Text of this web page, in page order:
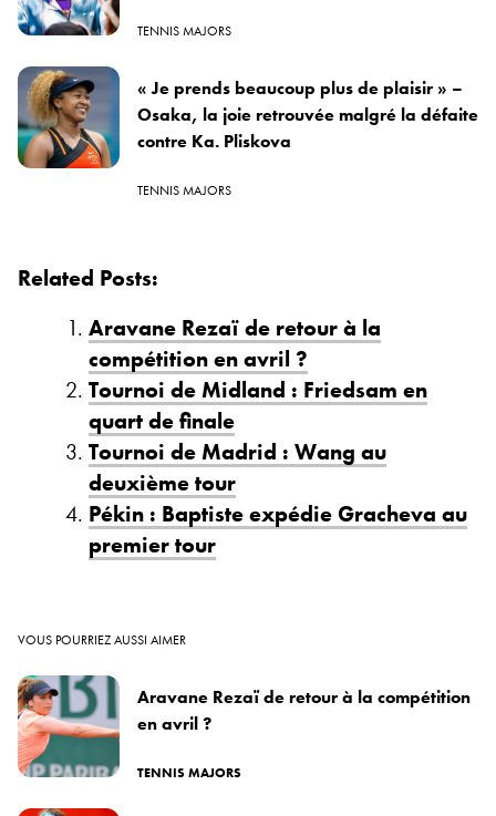
TENNIS MAJORS
« Je prends beaucoup plus de plaisir » –
Osaka, la joie retrouvée malgré la défaite
contre Ka. Pliskova
TENNIS MAJORS
Related Posts:
Aravane Rezaï de retour à la
compétition en avril ?
Tournoi de Midland : Friedsam en
quart de finale
Tournoi de Madrid : Wang au
deuxième tour
Pékin : Baptiste expédie Gracheva au
premier tour
VOUS POURRIEZ AUSSI AIMER
Aravane Rezaï de retour à la compétition
en avril ?
TENNIS MAJORS